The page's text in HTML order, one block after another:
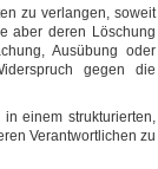
zu verlangen, soweit
aber deren Löschung
Ausübung oder
gegen die
einem strukturierten,
Verantwortlichen zu